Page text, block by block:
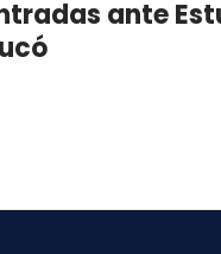
ante